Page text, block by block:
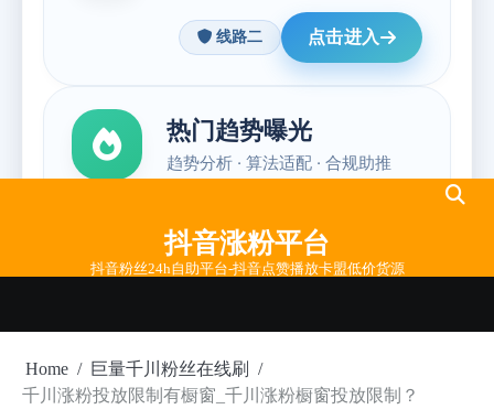
抖音涨粉平台
抖音粉丝24h自助平台-抖音点赞播放卡盟低价货源
Home
巨量千川粉丝在线刷
千川涨粉投放限制有橱窗_千川涨粉橱窗投放限制？